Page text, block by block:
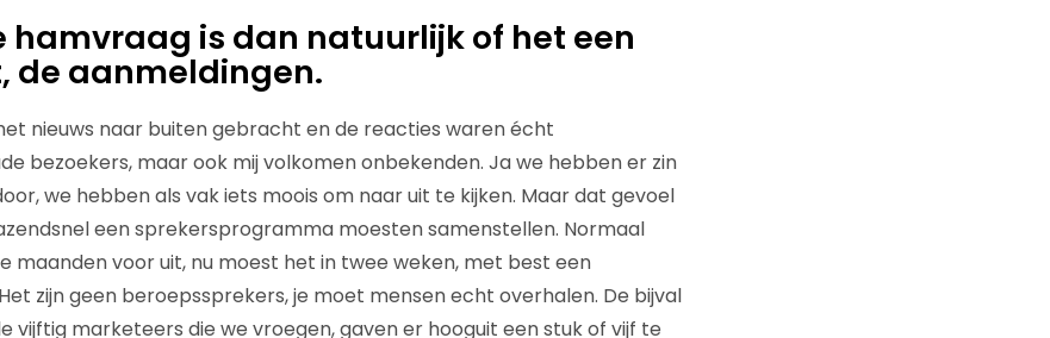
hamvraag is dan natuurlijk of het een
de aanmeldingen.
nieuws naar buiten gebracht en de reacties waren écht
bezoekers, maar ook mij volkomen onbekenden. Ja we hebben er zin
we hebben als vak iets moois om naar uit te kijken. Maar dat gevoel
een sprekersprogramma moesten samenstellen. Normaal
maanden voor uit, nu moest het in twee weken, met best een
zijn geen beroepssprekers, je moet mensen echt overhalen. De bijval
vijftig marketeers die we vroegen, gaven er hooguit een stuk of vijf te